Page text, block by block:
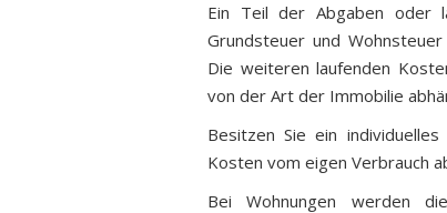
Ein Teil der Abgaben oder
Grundsteuer und
Die weiteren laufenden
von der Art der Immobilie
Besitzen Sie ein
Kosten vom eigen Verbrauch
Bei Wohnungen werden